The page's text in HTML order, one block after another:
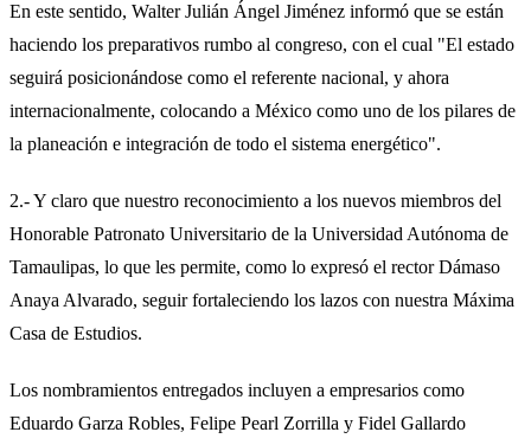
En este sentido, Walter Julián Ángel Jiménez informó que se están
haciendo los preparativos rumbo al congreso, con el cual "El estado
seguirá posicionándose como el referente nacional, y ahora
internacionalmente, colocando a México como uno de los pilares de
la planeación e integración de todo el sistema energético".
2.- Y claro que nuestro reconocimiento a los nuevos miembros del
Honorable Patronato Universitario de la Universidad Autónoma de
Tamaulipas, lo que les permite, como lo expresó el rector Dámaso
Anaya Alvarado, seguir fortaleciendo los lazos con nuestra Máxima
Casa de Estudios.
Los nombramientos entregados incluyen a empresarios como
Eduardo Garza Robles, Felipe Pearl Zorrilla y Fidel Gallardo